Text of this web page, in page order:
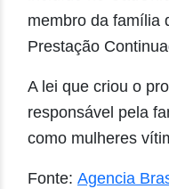
membro da família
Prestação
A lei que criou o
responsável pela
como mulheres
Fonte: Agencia